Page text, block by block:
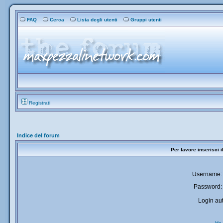
FAQ Cerca Lista degli utenti Gruppi utenti
Registrati
Indice del forum
Per favore inserisci
Username:
Password:
Login